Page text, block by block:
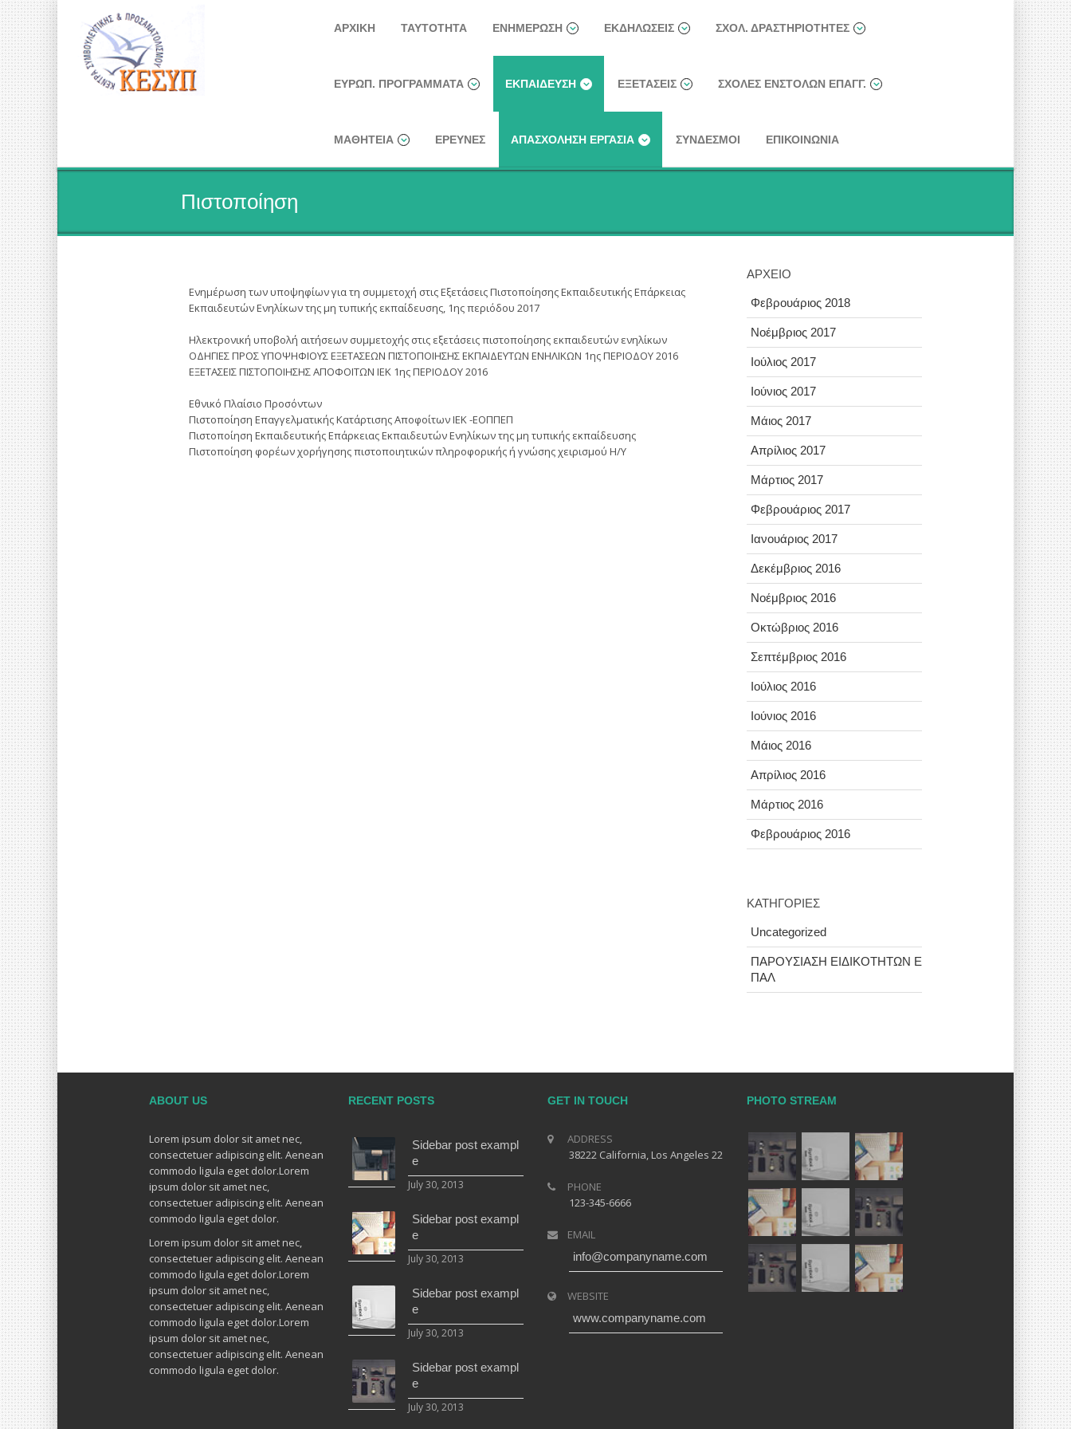
ΑΡΧΙΚΉ ΤΑΥΤΌΤΗΤΑ ΕΝΗΜΈΡΩΣΗ ΕΚΔΗΛΏΣΕΙΣ ΣΧΟΛ. ΔΡΑΣΤΗΡΙΌΤΗΤΕΣ
ΕΥΡΩΠ. ΠΡΟΓΡΆΜΜΑΤΑ ΕΚΠΑΊΔΕΥΣΗ ΕΞΕΤΆΣΕΙΣ ΣΧΟΛΈΣ ΕΝΣΤΌΛΩΝ ΕΠΑΓΓ.
ΜΑΘΗΤΕΊΑ ΈΡΕΥΝΕΣ ΑΠΑΣΧΌΛΗΣΗ ΕΡΓΑΣΊΑ ΣΎΝΔΕΣΜΟΙ ΕΠΙΚΟΙΝΩΝΊΑ
Πιστοποίηση
Ενημέρωση των υποψηφίων για τη συμμετοχή στις Εξετάσεις Πιστοποίησης Εκπαιδευτικής Επάρκειας
Εκπαιδευτών Ενηλίκων της μη τυπικής εκπαίδευσης, 1ης περιόδου 2017
Ηλεκτρονική υποβολή αιτήσεων συμμετοχής στις εξετάσεις πιστοποίησης εκπαιδευτών ενηλίκων
ΟΔΗΓΙΕΣ ΠΡΟΣ ΥΠΟΨΗΦΙΟΥΣ ΕΞΕΤΑΣΕΩΝ ΠΙΣΤΟΠΟΙΗΣΗΣ ΕΚΠΑΙΔΕΥΤΩΝ ΕΝΗΛΙΚΩΝ 1ης ΠΕΡΙΟΔΟΥ 2016
ΕΞΕΤΑΣΕΙΣ ΠΙΣΤΟΠΟΙΗΣΗΣ ΑΠΟΦΟΙΤΩΝ ΙΕΚ 1ης ΠΕΡΙΟΔΟΥ 2016
Εθνικό Πλαίσιο Προσόντων
Πιστοποίηση Επαγγελματικής Κατάρτισης Αποφοίτων ΙΕΚ -ΕΟΠΠΕΠ
Πιστοποίηση Εκπαιδευτικής Επάρκειας Εκπαιδευτών Ενηλίκων της μη τυπικής εκπαίδευσης
Πιστοποίηση φορέων χορήγησης πιστοποιητικών πληροφορικής ή γνώσης χειρισμού Η/Υ
ΑΡΧΕΊΟ
Φεβρουάριος 2018
Νοέμβριος 2017
Ιούλιος 2017
Ιούνιος 2017
Μάιος 2017
Απρίλιος 2017
Μάρτιος 2017
Φεβρουάριος 2017
Ιανουάριος 2017
Δεκέμβριος 2016
Νοέμβριος 2016
Οκτώβριος 2016
Σεπτέμβριος 2016
Ιούλιος 2016
Ιούνιος 2016
Μάιος 2016
Απρίλιος 2016
Μάρτιος 2016
Φεβρουάριος 2016
KΑΤΗΓΟΡΊΕΣ
Uncategorized
ΠΑΡΟΥΣΙΑΣΗ ΕΙΔΙΚΟΤΗΤΩΝ Ε
ΠΑΛ
ABOUT US
Lorem ipsum dolor sit amet nec,
consectetuer adipiscing elit. Aenean
commodo ligula eget dolor.Lorem
ipsum dolor sit amet nec,
consectetuer adipiscing elit. Aenean
commodo ligula eget dolor.
Lorem ipsum dolor sit amet nec,
consectetuer adipiscing elit. Aenean
commodo ligula eget dolor.Lorem
ipsum dolor sit amet nec,
consectetuer adipiscing elit. Aenean
commodo ligula eget dolor.Lorem
ipsum dolor sit amet nec,
consectetuer adipiscing elit. Aenean
commodo ligula eget dolor.
RECENT POSTS
Sidebar post exampl
e
July 30, 2013
Sidebar post exampl
e
July 30, 2013
Sidebar post exampl
e
July 30, 2013
Sidebar post exampl
e
July 30, 2013
GET IN TOUCH
ADDRESS
38222 California, Los Angeles 22
PHONE
123-345-6666
EMAIL
info@companyname.com
WEBSITE
www.companyname.com
PHOTO STREAM